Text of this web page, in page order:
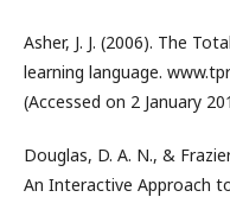
Asher, J. J. (2006). The
learning language.
(Accessed on 2 January
Douglas, D. A. N., &
An Interactive Approach